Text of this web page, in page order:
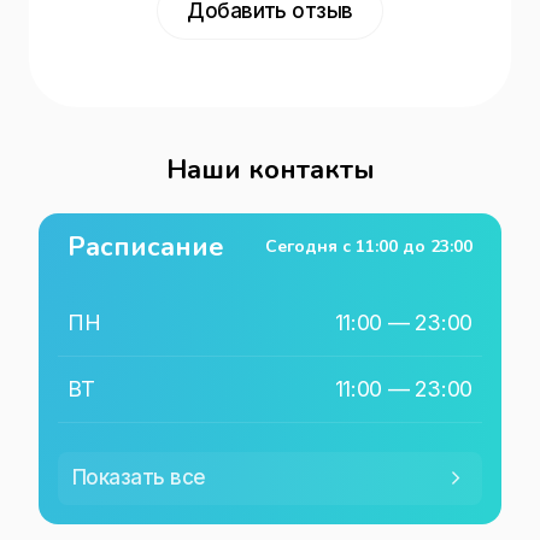
Добавить отзыв
Наши контакты
Расписание Сегодня с 11:00 до 23:00
ПН 11:00 — 23:00
ВТ 11:00 — 23:00
ЧТ 11:00—23:00
Показать все